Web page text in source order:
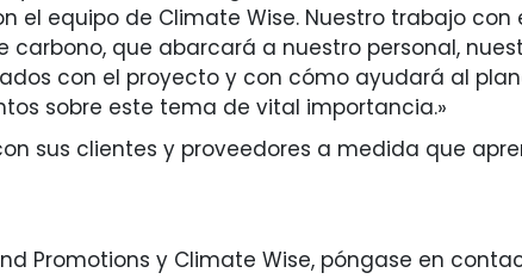
equipo de Climate Wise. Nuestro trabajo con
que abarcará a nuestro personal,
con el proyecto y con cómo ayudará al
sobre este tema de vital importancia.»
sus clientes y proveedores a medida que
Promotions y Climate Wise, póngase en